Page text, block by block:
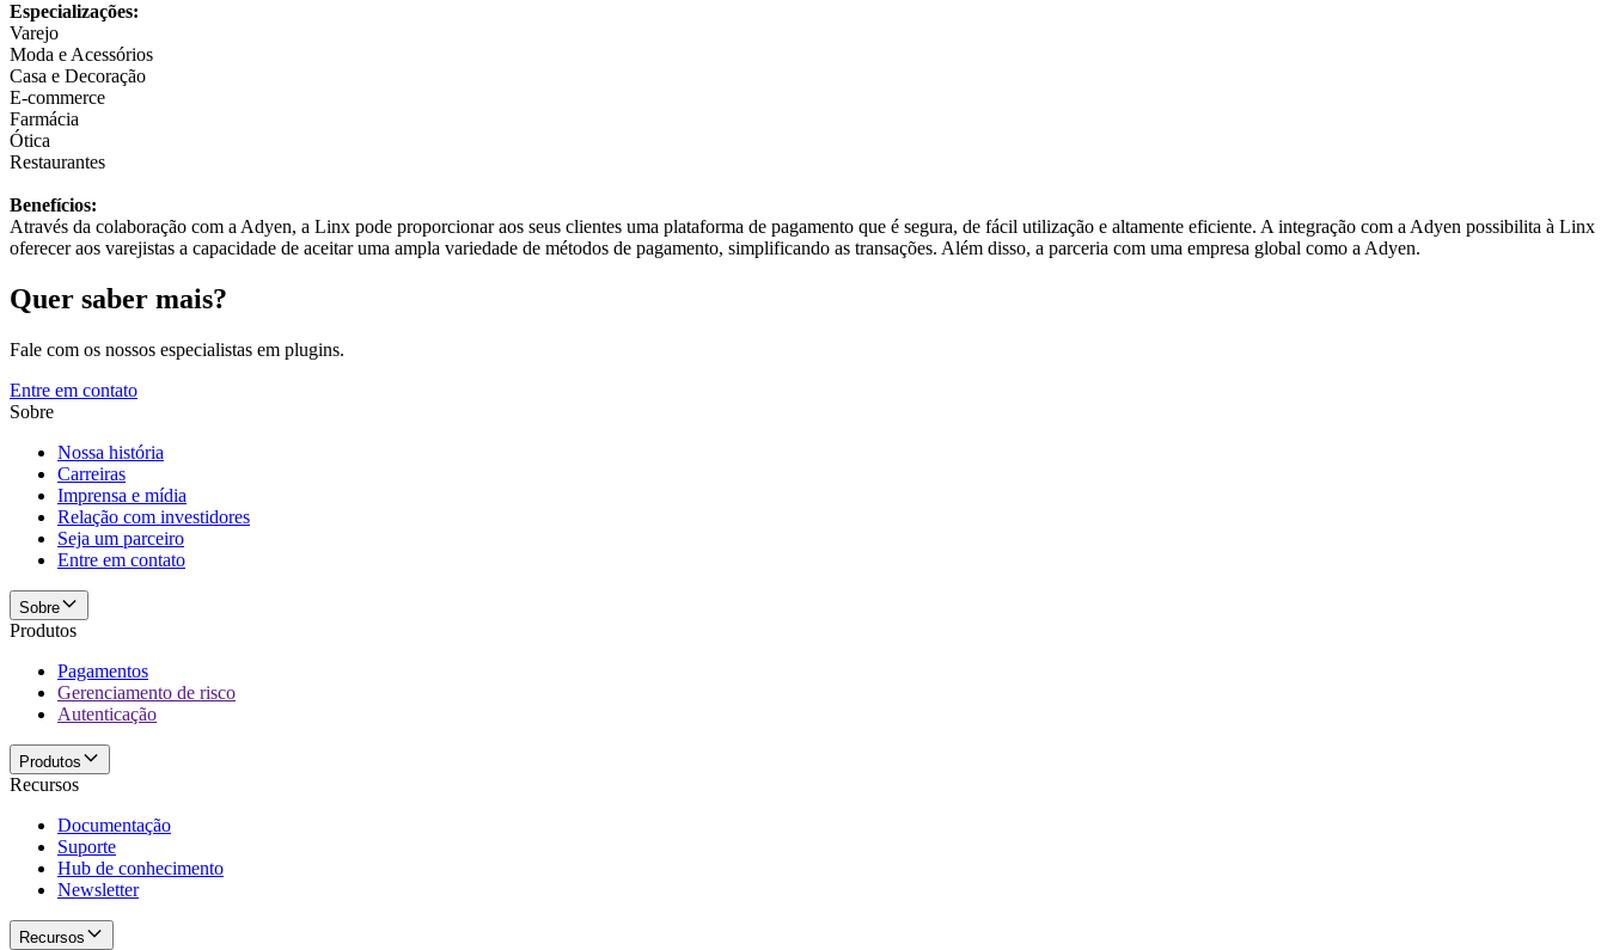
Especializações:
Varejo
Moda e Acessórios
Casa e Decoração
E-commerce
Farmácia
Ótica
Restaurantes
Benefícios:
Através da colaboração com a Adyen, a Linx pode proporcionar aos seus clientes uma plataforma de pagamento que é segura, de fácil utilização e altamente eficiente. A integração com a Adyen possibilita à Linx
oferecer aos varejistas a capacidade de aceitar uma ampla variedade de métodos de pagamento, simplificando as transações. Além disso, a parceria com uma empresa global como a Adyen.
Quer saber mais?
Fale com os nossos especialistas em plugins.
Entre em contato
Sobre
Nossa história
Carreiras
Imprensa e mídia
Relação com investidores
Seja um parceiro
Entre em contato
Sobre
Produtos
Pagamentos
Gerenciamento de risco
Autenticação
Produtos
Recursos
Documentação
Suporte
Hub de conhecimento
Newsletter
Recursos